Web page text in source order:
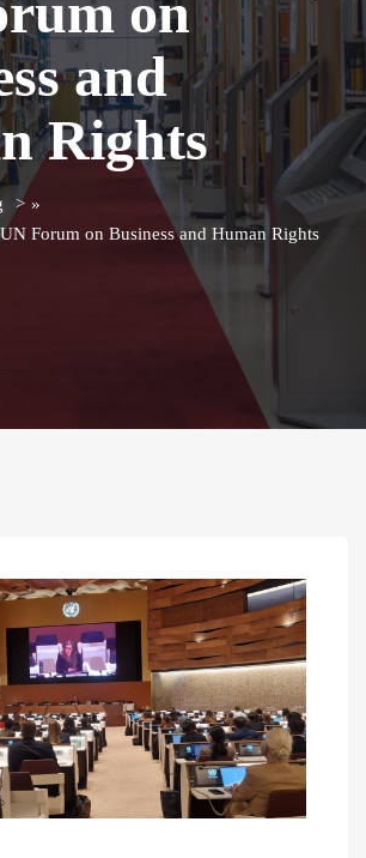
and
Rights
»
Forum on Business and Human Rights